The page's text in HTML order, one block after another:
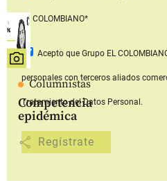
Columnistas
Competencia
epidémica
share
EL COLOMBIANO*
Acepto que Grupo EL
personales con terceros aliados
Tratamiento del Datos Personal.